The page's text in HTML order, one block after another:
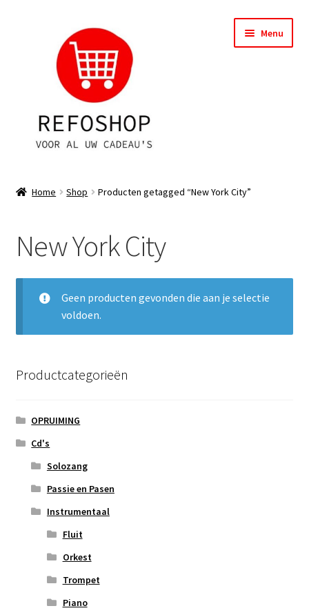
navigatie
Menu
Assortiment
Account
Home Shop Producten getagged “New York City”
New York City
Geen producten gevonden die aan je selectie
voldoen.
Productcategorieën
OPRUIMING
Cd's
Solozang
Passie en Pasen
Instrumentaal
Fluit
Orkest
Trompet
Piano